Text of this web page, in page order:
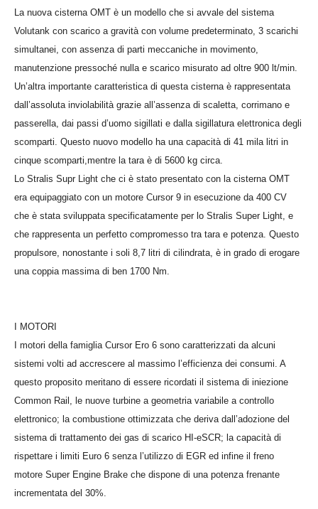
La nuova cisterna OMT è un modello che si avvale del sistema
Volutank con scarico a gravità con volume predeterminato, 3 scarichi
simultanei, con assenza di parti meccaniche in movimento,
manutenzione pressoché nulla e scarico misurato ad oltre 900 lt/min.
Un’altra importante caratteristica di questa cisterna è rappresentata
dall’assoluta inviolabilità grazie all’assenza di scaletta, corrimano e
passerella, dai passi d’uomo sigillati e dalla sigillatura elettronica degli
scomparti. Questo nuovo modello ha una capacità di 41 mila litri in
cinque scomparti,mentre la tara è di 5600 kg circa.
Lo Stralis Supr Light che ci è stato presentato con la cisterna OMT
era equipaggiato con un motore Cursor 9 in esecuzione da 400 CV
che è stata sviluppata specificatamente per lo Stralis Super Light, e
che rappresenta un perfetto compromesso tra tara e potenza. Questo
propulsore, nonostante i soli 8,7 litri di cilindrata, è in grado di erogare
una coppia massima di ben 1700 Nm.
I MOTORI
I motori della famiglia Cursor Ero 6 sono caratterizzati da alcuni
sistemi volti ad accrescere al massimo l’efficienza dei consumi. A
questo proposito meritano di essere ricordati il sistema di iniezione
Common Rail, le nuove turbine a geometria variabile a controllo
elettronico; la combustione ottimizzatache deriva dall’adozione del
sistema di trattamento dei gas di scarico HI-eSCR; la capacità di
rispettare i limiti Euro 6 senza l’utilizzo di EGR ed infine il freno
motore Super Engine Brake che dispone di una potenza frenante
incrementata del 30%.